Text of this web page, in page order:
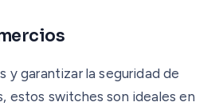
y garantizar la seguridad de
estos switches son ideales en